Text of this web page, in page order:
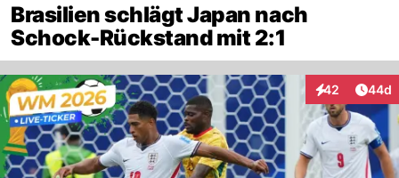
Brasilien schlägt Japan nach
Schock-Rückstand mit 2:1
42
Interaktionen
44d